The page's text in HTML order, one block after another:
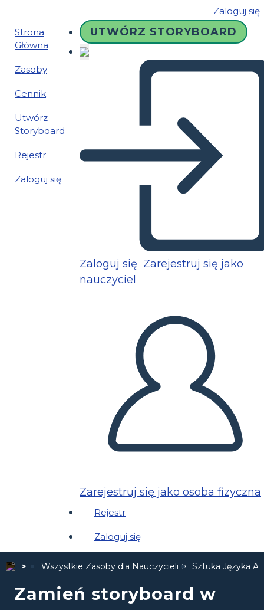
Zaloguj się
Strona
Główna
Zasoby
Cennik
Utwórz
Storyboard
Rejestr
Zaloguj się
UTWÓRZ STORYBOARD
Zaloguj się Zarejestruj się jako
nauczyciel
Zarejestruj się jako osoba fizyczna
Rejestr
Zaloguj się
Wszystkie Zasoby dla Nauczycieli Sztuka Języka
Zamień storyboard w